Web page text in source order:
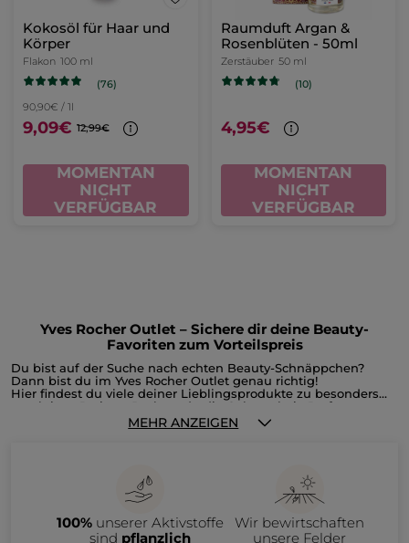
Kokosöl für Haar und
Körper
Flakon 100 ml
(76)
90,90€ / 1l
9,09€ 12,99€
MOMENTAN
NICHT
VERFÜGBAR
Raumduft Argan &
Rosenblüten - 50ml
Zerstäuber 50 ml
(10)
4,95€
MOMENTAN
NICHT
VERFÜGBAR
Yves Rocher Outlet – Sichere dir deine Beauty-
Favoriten zum Vorteilspreis
Du bist auf der Suche nach echten Beauty-Schnäppchen?
Dann bist du im Yves Rocher Outlet genau richtig!
Hier findest du viele deiner Lieblingsprodukte zu besonders
attraktiven Preisen. Du hast du die Gelegenheit, Parfums,
Gesichts- und Körperpflege, Make-up, Reste der
Weihnachtskollektion oder Accessoires reduziert zu shoppen,
Im Yves Rocher Outlet erwarten dich zahlreiche Beauty-
Produkte zu attraktiven Preisen, darunter:
• Gesichtspflege wie Tages- und Nachtcremes, Seren oder
Make-up-Entferner
• Haarpflege wie Shampoos, Spülungen und Haarmasken
MEHR ANZEIGEN
100%unserer Aktivstoffe
sind pflanzlich
Wir bewirtschaften
unsere Felder